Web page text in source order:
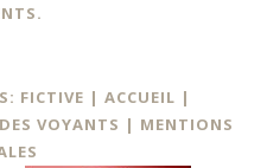
FICTIVE | ACCUEIL |
VOYANTS | MENTIONS